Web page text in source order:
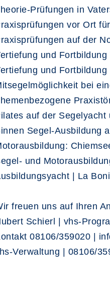
Prüfungen in
vor Ort
auf der
und
und
bei
auf der Segelyacht
Segel-Ausbildung
und
| La
freuen uns auf Ihren
Schierl | vhs-
08106/359020 |
Verwaltung | 08106/